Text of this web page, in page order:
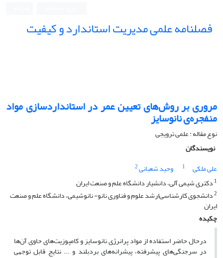
فصلنامه علمی مدیریت استاندارد و کیفیت
مروری بر روش‌های تعیین عمر در استانداردسازی مواد
منفجره‌ی نانوسایز
نوع مقاله : علمی ترویجی
نویسندگان
علی ملکی
1 وحید شعبانی2
1 دکتری شیمی آلی، دانشیار دانشگاه علم و صنعت ایران
2دانشجوی کارشناسی‌ارشد علوم و فناوری نانو- نانوشیمی، دانشگاه علم و صنعت
ایران
چکیده
درحال حاضر استفاده از مواد پرانرژی نانوسایز و کامپوزیت‌های حاوی آن‌ها
در سرجنگی‌های پیشرفته، پیشرانه‌های بردبلند و ... نتایج قابل توجهی